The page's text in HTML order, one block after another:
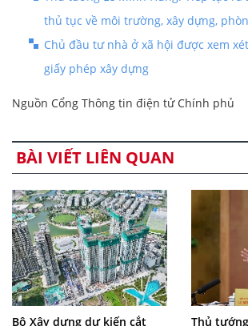
thủ tục về môi trường, xây dựng,
Chủ đầu tư nhà ở xã hội được xem
giấy phép xây dựng
Nguồn Cổng Thông tin điện tử Chính phủ
BÀI VIẾT LIÊN QUAN
Bộ Xây dựng dự kiến cắt
Thủ